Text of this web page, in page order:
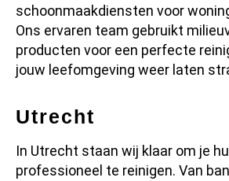
schoonmaakdiensten voor
Ons ervaren team gebruikt
producten voor een perfecte
jouw leefomgeving weer laten
Utrecht
In Utrecht staan wij klaar om je
professioneel te reinigen. Van